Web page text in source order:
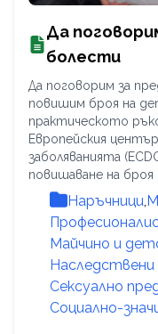
Да
болести
Да поговорим за
повишим броя на
практическото
Европейския
заболяванията
повишаване на броя
Наръчници,
Майчино и
Наследствени
Сексуално
Социално-